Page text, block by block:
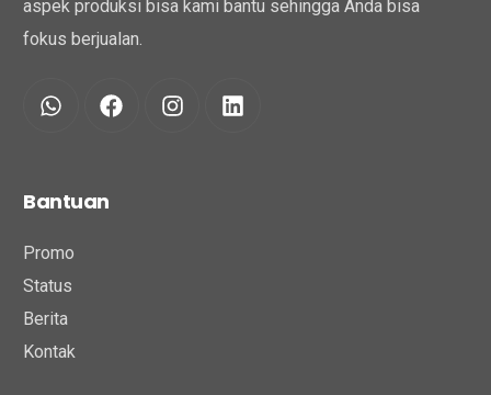
aspek produksi bisa kami bantu sehingga Anda bisa
fokus berjualan.
Bantuan
Promo
Status
Berita
Kontak